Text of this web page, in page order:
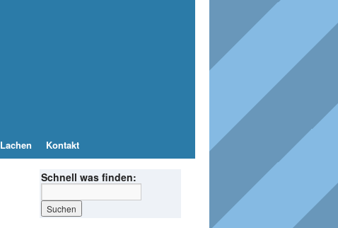
Lachen Kontakt
Schnell was finden: